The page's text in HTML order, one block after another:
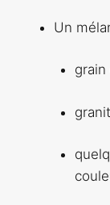
Un
grain